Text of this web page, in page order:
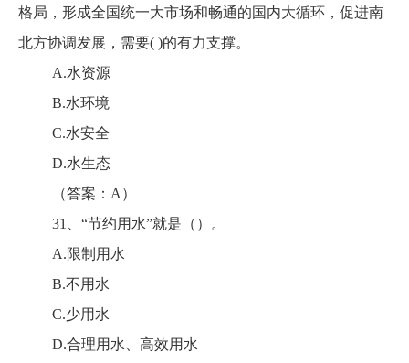
格局，形成全国统一大市场和畅通的国内大循环，促进南
北方协调发展，需要( )的有力支撑。
A.水资源
B.水环境
C.水安全
D.水生态
（答案：A）
31、“节约用水”就是（）。
A.限制用水
B.不用水
C.少用水
D.合理用水、高效用水